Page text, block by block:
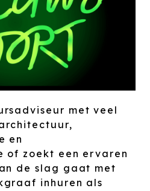
met veel
en
of zoekt een ervaren
de slag gaat met
inhuren als